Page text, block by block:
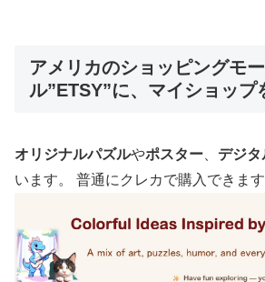
アメリカのショッピングモー
ル”ETSY”に、マイショップ
オリジナルパズルやポスター デジタ
います。 普通にクレカで購入できます